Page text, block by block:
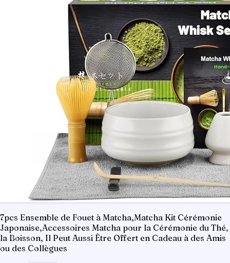
7pcs Ensemble de Fouet à Matcha,Matcha Kit Cérémonie
Japonaise,Accessoires Matcha pour la Cérémonie du Thé,
la Boisson, Il Peut Aussi Être Offert en Cadeau à des Amis
ou des Collègues